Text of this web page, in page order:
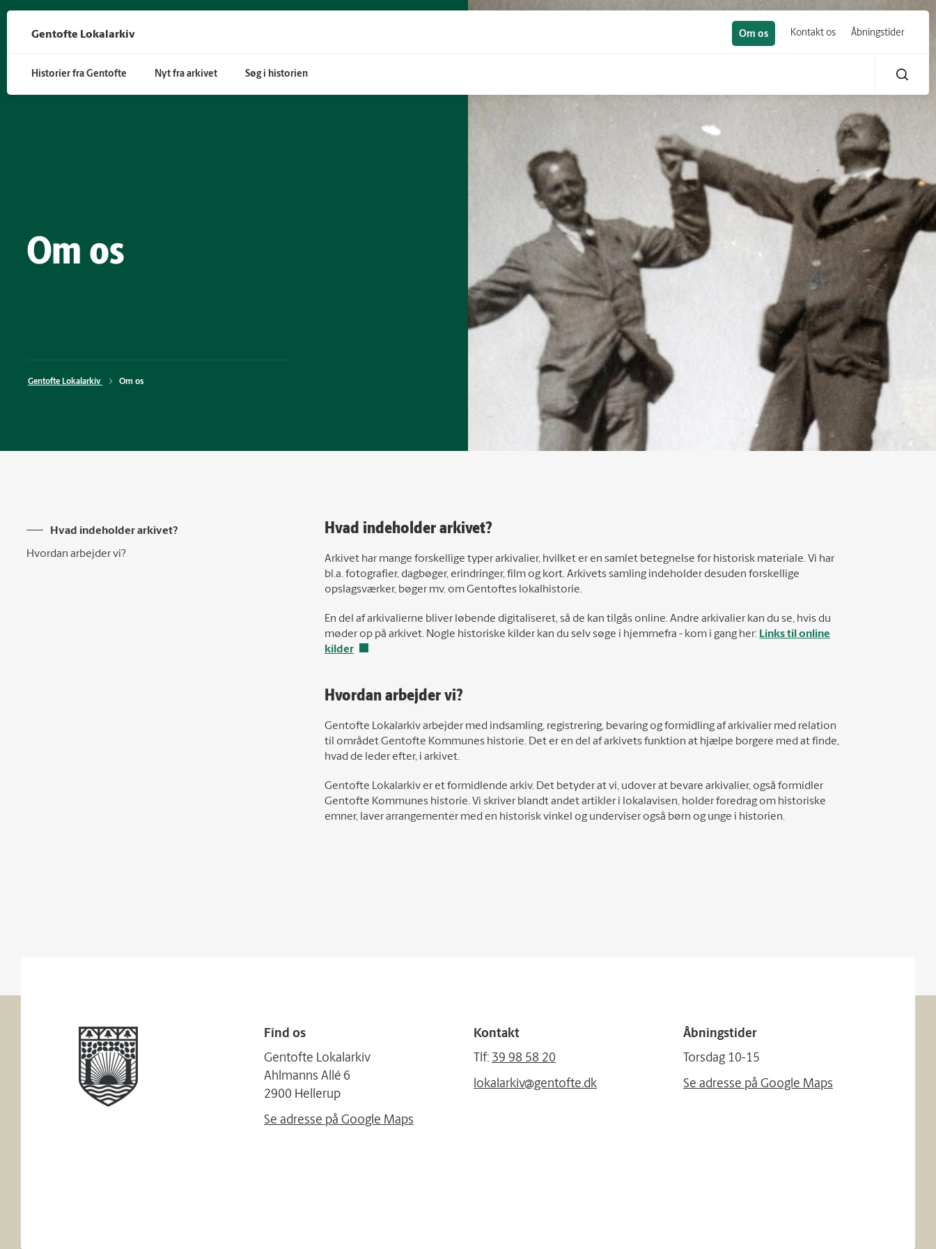
Gentofte Lokalarkiv Om os Kontakt os Åbningstider
Historier fra Gentofte Nyt fra arkivet Søg i historien
Om os
Gentofte Lokalarkiv Om os
Hvad indeholder arkivet?
Hvordan arbejder vi?
Hvad indeholder arkivet?
Arkivet har mange forskellige typer arkivalier, hvilket er en samlet betegnelse for historisk materiale. Vi har
bl.a. fotografier, dagbøger, erindringer, film og kort. Arkivets samling indeholder desuden forskellige
opslagsværker, bøger mv. om Gentoftes lokalhistorie.
En del af arkivalierne bliver løbende digitaliseret, så de kan tilgås online. Andre arkivalier kan du se, hvis du
møder op på arkivet. Nogle historiske kilder kan du selv søge i hjemmefra - kom i gang her: Links til online
kilder
Hvordan arbejder vi?
Gentofte Lokalarkiv arbejder med indsamling, registrering, bevaring og formidling af arkivalier med relation
til området Gentofte Kommunes historie. Det er en del af arkivets funktion at hjælpe borgere med at finde,
hvad de leder efter, i arkivet.
Gentofte Lokalarkiv er et formidlende arkiv. Det betyder at vi, udover at bevare arkivalier, også formidler
Gentofte Kommunes historie. Vi skriver blandt andet artikler i lokalavisen, holder foredrag om historiske
emner, laver arrangementer med en historisk vinkel og underviser også børn og unge i historien.
Find os
Gentofte Lokalarkiv
Ahlmanns Allé 6
2900 Hellerup
Se adresse på Google Maps
Kontakt
Tlf: 39 98 58 20
lokalarkiv@gentofte.dk
Åbningstider
Torsdag 10-15
Se adresse på Google Maps